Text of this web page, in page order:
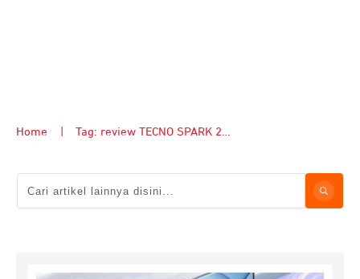
Home Tag: review TECNO SPARK 20 Pro+